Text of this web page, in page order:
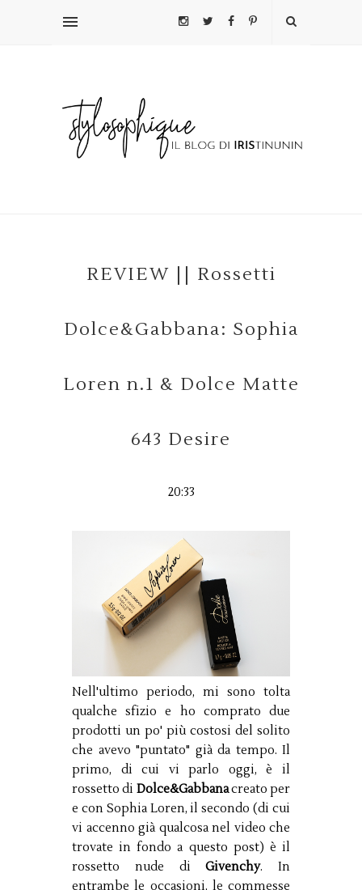
REVIEW || Rossetti
Dolce&Gabbana: Sophia
Loren n.1 & Dolce Matte
643 Desire
20:33
Nell'ultimo periodo, mi sono tolta
qualche sfizio e ho comprato due
prodotti un po' più costosi del solito
che avevo "puntato" già da tempo. Il
primo, di cui vi parlo oggi, è il
rossetto di Dolce&Gabbanacreato per
e con Sophia Loren, il secondo (di cui
vi accenno già qualcosa nel video che
trovate in fondo a questo post) è il
rossetto nude diGivenchy. In
entrambe le occasioni, le commesse